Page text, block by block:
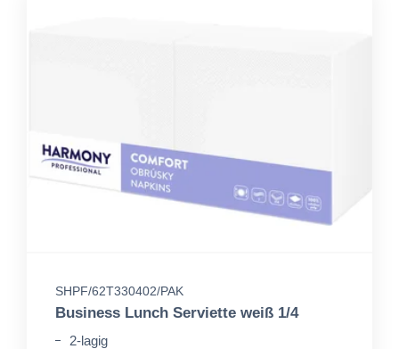
SHPF/62T330402/PAK
Business Lunch Serviette weiß 1/4
2-lagig